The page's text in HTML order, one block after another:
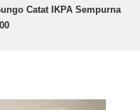
Catat IKPA Sempurna